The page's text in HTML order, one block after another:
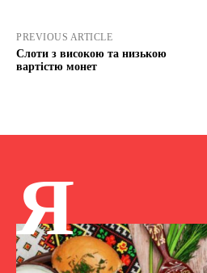
PREVIOUS ARTICLE
Слоти з високою та низькою
вартістю монет
Я